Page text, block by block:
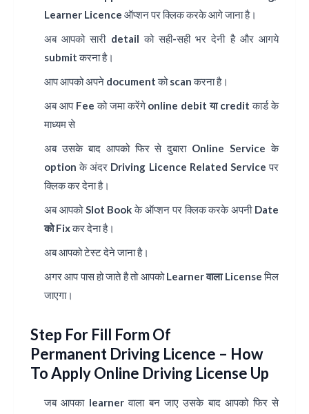
Learner Licence ऑप्शन पर क्लिक करके आगे जाना है।
अब आपको सारीdetailको सही-सही भर देनी है और आगये
submitकरना है।
आप आपको अपने documentकोscanकरना है।
अब आप Fee को जमा करेंगे online debit या creditकार्ड के
माध्यम से
अब उसके बाद आपको फिर से दुबाराOnline Service के
option के अंदर Driving Licence Related Serviceपर
क्लिक कर देना है।
अब आपकोSlot Bookके ऑप्शन पर क्लिक करके अपनीDate
को Fixकर देना है।
अब आपको टेस्ट देने जाना है।
अगर आप पास हो जाते है तो आपकोLearner वाला Licenseमिल
जाएगा।
Step For Fill Form Of
Permanent Driving Licence – How
To Apply Online Driving License Up
जब आपका learner वाला बन जाए उसके बाद आपको फिर से